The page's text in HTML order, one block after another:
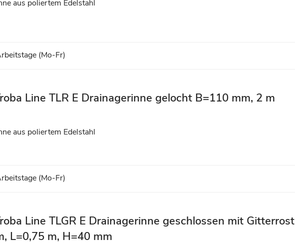
(Mo-Fr)
aus poliertem Edelstahl
Line TLR E Drainagerinne gelocht B=110 mm, 2 m
(Mo-Fr)
aus poliertem Edelstahl
Line TLGR E Drainagerinne geschlossen mit Gitterrost
L=0,75 m, H=40 mm